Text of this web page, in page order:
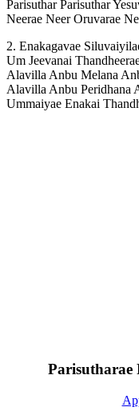
Parisuthar Parisuthar
Neerae Neer Oruvarae
2. Enakagavae
Um Jeevanai
Alavilla Anbu Melana
Alavilla Anbu Peridhana
Ummaiyae Enakai
Parisutharae